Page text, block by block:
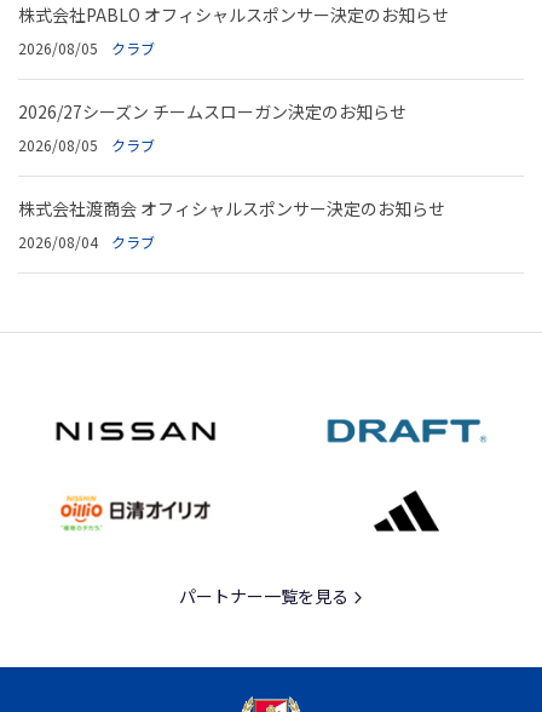
株式会社PABLO オフィシャルスポンサー決定のお知らせ
2026/08/05 クラブ
2026/27シーズン チームスローガン決定のお知らせ
2026/08/05 クラブ
株式会社渡商会 オフィシャルスポンサー決定のお知らせ
2026/08/04 クラブ
パートナー一覧を見る